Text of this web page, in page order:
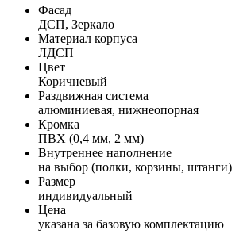
Фасад
ДСП, Зеркало
Материал корпуса
ЛДСП
Цвет
Коричневый
Раздвижная система
алюминиевая, нижнеопорная
Кромка
ПВХ (0,4 мм, 2 мм)
Внутреннее наполнение
на выбор (полки, корзины, штанги)
Размер
индивидуальный
Цена
указана за базовую комплектацию